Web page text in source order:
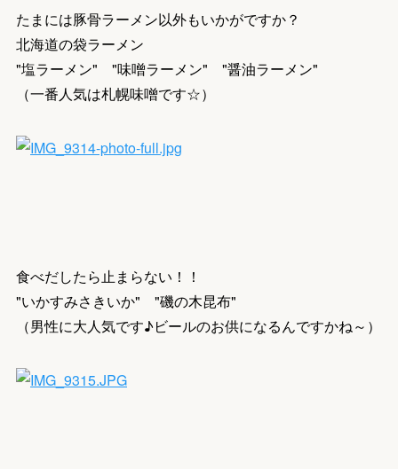
たまには豚骨ラーメン以外もいかがですか？
北海道の袋ラーメン
"塩ラーメン" "味噌ラーメン" "醤油ラーメン"
（一番人気は札幌味噌です☆）
食べだしたら止まらない！！
"いかすみさきいか" "磯の木昆布"
（男性に大人気です♪ビールのお供になるんですかね～）